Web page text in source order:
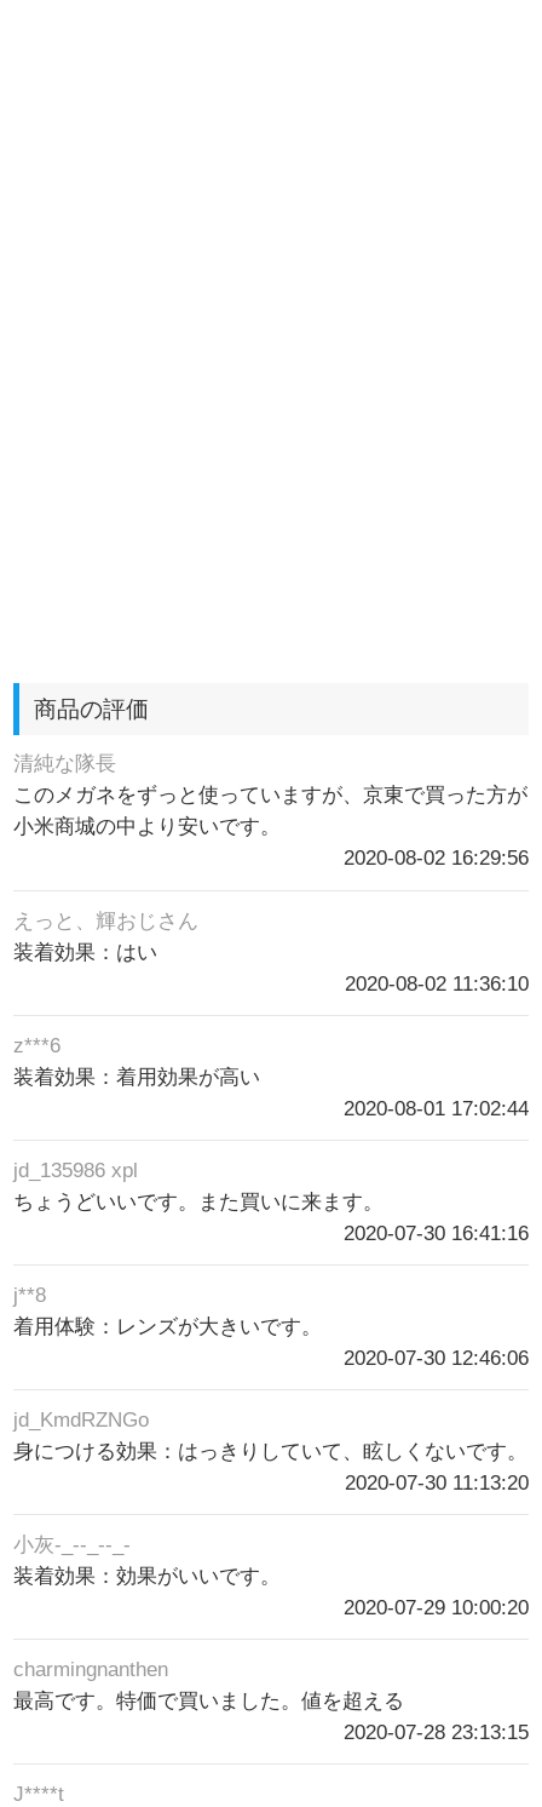
商品の評価
清純な隊長
このメガネをずっと使っていますが、京東で買った方が
小米商城の中より安いです。
2020-08-02 16:29:56
えっと、輝おじさん
装着効果：はい
2020-08-02 11:36:10
z***6
装着効果：着用効果が高い
2020-08-01 17:02:44
jd_135986 xpl
ちょうどいいです。また買いに来ます。
2020-07-30 16:41:16
j**8
着用体験：レンズが大きいです。
2020-07-30 12:46:06
jd_KmdRZNGo
身につける効果：はっきりしていて、眩しくないです。
2020-07-30 11:13:20
小灰-_--_--_-
装着効果：効果がいいです。
2020-07-29 10:00:20
charmingnanthen
最高です。特価で買いました。値を超える
2020-07-28 23:13:15
J****t